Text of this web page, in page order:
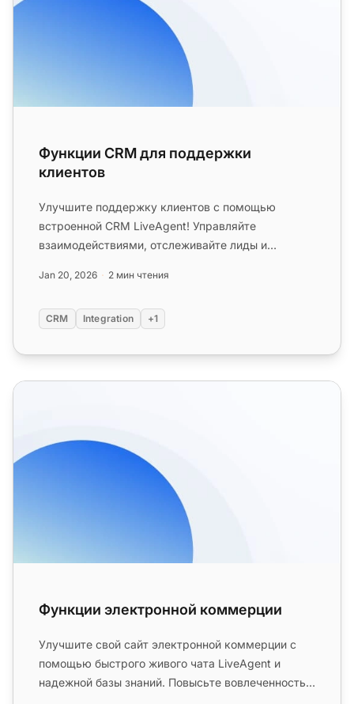
Функции CRM для поддержки
клиентов
Улучшите поддержку клиентов с помощью
встроенной CRM LiveAgent! Управляйте
взаимодействиями, отслеживайте лиды и
бесплатно ...
Jan 20, 2026 2 мин чтения
CRM Integration +1
Функции электронной коммерции
Функции электронной коммерции
Улучшите свой сайт электронной коммерции с
помощью быстрого живого чата LiveAgent и
надежной базы знаний. Повысьте вовлеченность